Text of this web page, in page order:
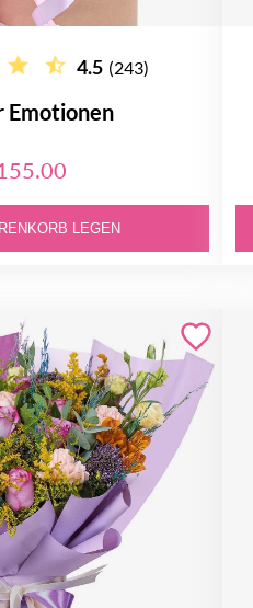
4.5 (243)
Emotionen
LEGEN